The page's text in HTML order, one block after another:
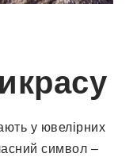
у ювелірних
символ –